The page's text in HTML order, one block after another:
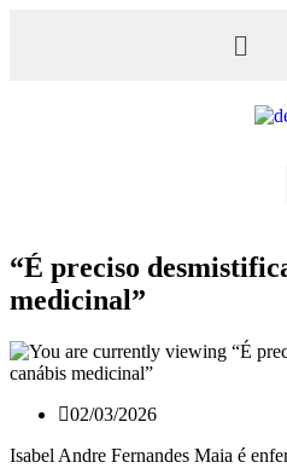
“É preciso
medicinal”
02/03/2026
Isabel Andre Fernandes Maia é